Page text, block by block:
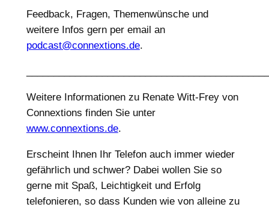
Feedback, Fragen, Themenwünsche und
weitere Infos gern per email an
podcast@connextions.de.
Weitere Informationen zu Renate Witt-Frey von
Connextions finden Sie unter
www.connextions.de.
Erscheint Ihnen Ihr Telefon auch immer wieder
gefährlich und schwer? Dabei wollen Sie so
gerne mit Spaß, Leichtigkeit und Erfolg
telefonieren, so dass Kunden wie von alleine zu